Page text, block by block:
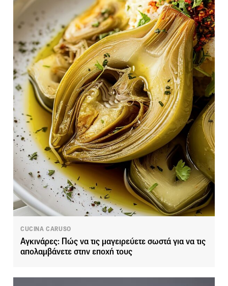
CUCINA CARUSO
Αγκινάρες: Πώς να τις μαγειρεύετε σωστά για να τις
απολαμβάνετε στην εποχή τους